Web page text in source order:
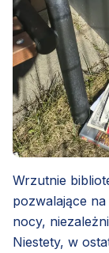
Wrzutnie
pozwalające
nocy,
Niestety, w